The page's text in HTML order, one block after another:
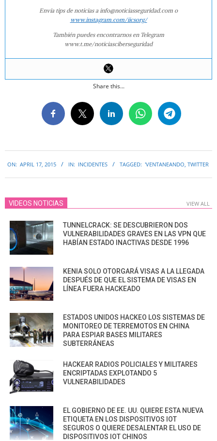
Envía tips de noticias a info@noticiasseguridad.com o
www.instagram.com/iicsorg/
También puedes encontrarnos en Telegram
www.t.me/noticiasciberseguridad
Share this...
04-
17
ON: APRIL 17, 2015 IN: INCIDENTES TAGGED: 'VENTANEANDO, TWITTER
VIDEOS NOTICIAS VIEW ALL
TUNNELCRACK: SE DESCUBRIERON DOS
VULNERABILIDADES GRAVES EN LAS VPN QUE
HABÍAN ESTADO INACTIVAS DESDE 1996
KENIA SOLO OTORGARÁ VISAS A LA LLEGADA
DESPUÉS DE QUE EL SISTEMA DE VISAS EN
LÍNEA FUERA HACKEADO
ESTADOS UNIDOS HACKEO LOS SISTEMAS DE
MONITOREO DE TERREMOTOS EN CHINA
PARA ESPIAR BASES MILITARES
SUBTERRÁNEAS
HACKEAR RADIOS POLICIALES Y MILITARES
ENCRIPTADAS EXPLOTANDO 5
VULNERABILIDADES
EL GOBIERNO DE EE. UU. QUIERE ESTA NUEVA
ETIQUETA EN LOS DISPOSITIVOS IOT
SEGUROS O QUIERE DESALENTAR EL USO DE
DISPOSITIVOS IOT CHINOS